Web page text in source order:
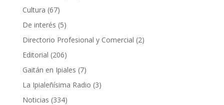
Cultura (67)
De interés (5)
Directorio Profesional y Comercial (2)
Editorial (206)
Gaitán en Ipiales (7)
La Ipialeñísima Radio (3)
Noticias (334)